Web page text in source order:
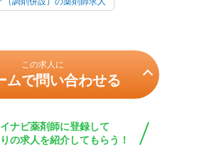
この求人に
ムで問い合わせる
ナビ薬剤師に登録して
の求人を紹介してもらう！